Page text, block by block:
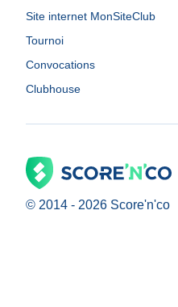
Site internet MonSiteClub
Tournoi
Convocations
Clubhouse
© 2014 - 2026 Score'n'co